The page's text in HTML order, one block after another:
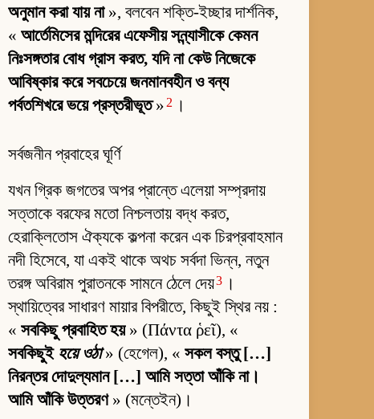
অনুমান করা যায় না», বলবেন শক্তি-ইচ্ছার দার্শনিক,
«আর্তেমিসের মন্দিরের এফেসীয় সন্ন্যাসীকে কেমন
নিঃসঙ্গতার বোধ গ্রাস করত, যদি না কেউ নিজেকে
আবিষ্কার করে সবচেয়ে জনমানবহীন ও বন্য
পর্বতশিখরে ভয়ে প্রস্তরীভূত» 2 ।
সর্বজনীন প্রবাহের ঘূর্ণি
যখন গ্রিক জগতের অপর প্রান্তে এলেয়া সম্প্রদায়
সত্তাকে বরফের মতো নিশ্চলতায় বদ্ধ করত,
হেরাক্লিতোস ঐক্যকে কল্পনা করেন এক চিরপ্রবাহমান
নদী হিসেবে, যা একই থাকে অথচ সর্বদা ভিন্ন, নতুন
তরঙ্গ অবিরাম পুরাতনকে সামনে ঠেলে দেয়3 ।
স্থায়িত্বের সাধারণ মায়ার বিপরীতে, কিছুই স্থির নয় :
«সবকিছু প্রবাহিত হয়» (Πάντα ῥεῖ), «
সবকিছুই হয়ে ওঠা» (হেগেল), «সকল বস্তু […]
নিরন্তর দোদুল্যমান […] আমি সত্তা আঁকি না।
আমি আঁকি উত্তরণ» (মন্তেইন)।